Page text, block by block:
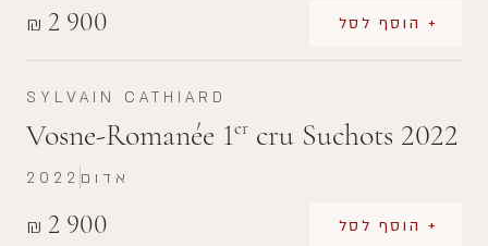
₪ 2 900 + הוסף לסל
SYLVAIN CATHIARD
Vosne-Romanée 1er cru Suchots 2022
₪ 2 900 + הוסף לסל
2022 אדום